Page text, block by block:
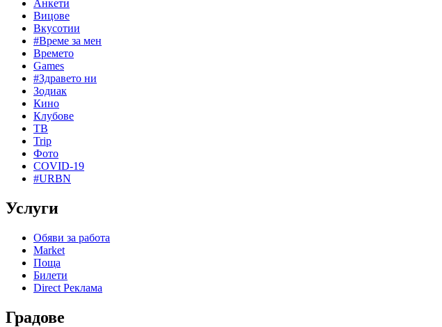
Анкети
Вицове
Вкусотии
#Време за мен
Времето
Games
#Здравето ни
Зодиак
Кино
Клубове
ТВ
Trip
Фото
COVID-19
#URBN
Услуги
Обяви за работа
Market
Поща
Билети
Direct Реклама
Градове